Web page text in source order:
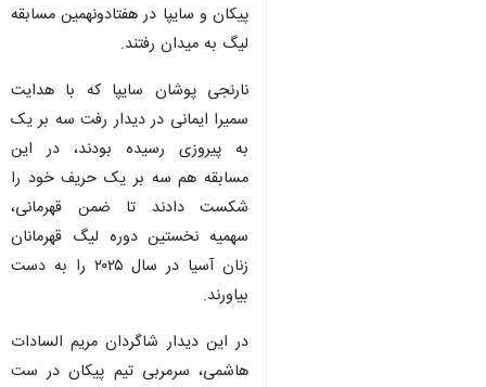
پیکان و سایپا در هفتادونهمین مسابقه
لیگ به میدان رفتند.
نارنجی پوشان سایپا که با هدایت
سمیرا ایمانی در دیدار رفت سه بر یک
به پیروزی رسیده بودند، در این
مسابقه هم سه بر یک حریف خود را
شکست دادند تا ضمن قهرمانی،
سهمیه نخستین دوره لیگ قهرمانان
زنان آسیا در سال ۲۰۲۵ را به دست
بیاورند.
در این دیدار شاگردان مریم السادات
هاشمی، سرمربی تیم پیکان در ست